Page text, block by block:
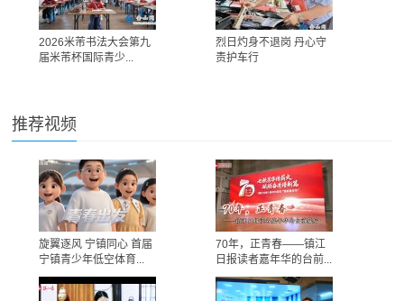
2026米芾书法大会第九
届米芾杯国际青少...
烈日灼身不退岗 丹心守
责护车行
推荐视频
旋翼逐风 宁镇同心 首届
宁镇青少年低空体育...
70年，正青春——镇江
日报读者嘉年华的台前...